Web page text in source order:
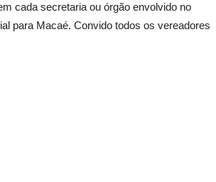
cada secretaria ou órgão envolvido no
para Macaé. Convido todos os vereadores